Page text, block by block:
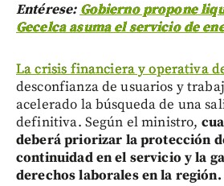
Entérese: Gobierno propone
Gecelca asuma el servicio de
La crisis financiera y operativa
desconfianza de usuarios y
acelerado la búsqueda de una
definitiva. Según el ministro,
deberá priorizar la protección
continuidad en el servicio y la
derechos laborales en la región.